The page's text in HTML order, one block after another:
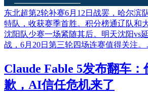
东北超第2轮补赛6月12日战罢，哈尔滨
特队，收获赛季首胜。积分榜通辽队和
沈阳队少赛一场紧随其后。明天沈阳vs
战，6月20日第三轮四场连赛值得关注
Claude Fable 5发布翻车
歉，AI信任危机来了